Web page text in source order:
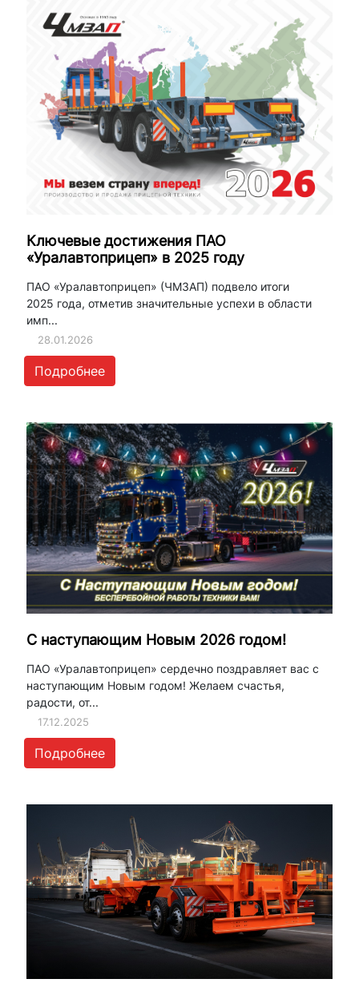
Ключевые достижения ПАО
«Уралавтоприцеп» в 2025 году
ПАО «Уралавтоприцеп» (ЧМЗАП) подвело итоги
2025 года, отметив значительные успехи в области
имп...
28.01.2026
Подробнее
С наступающим Новым 2026 годом!
ПАО «Уралавтоприцеп» сердечно поздравляет вас с
наступающим Новым годом! Желаем счастья,
радости, от...
17.12.2025
Подробнее